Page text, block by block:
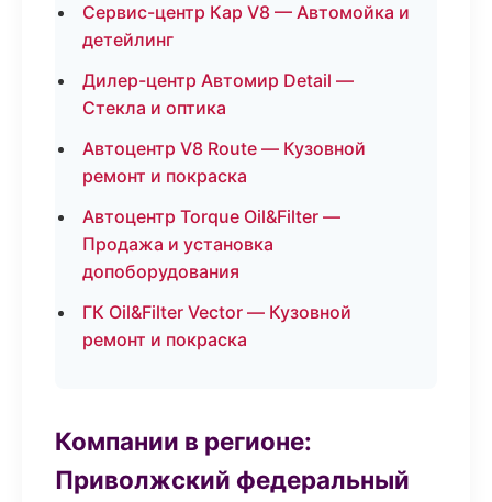
Сервис-центр Кар V8 — Автомойка и
детейлинг
Дилер-центр Автомир Detail —
Стекла и оптика
Автоцентр V8 Route — Кузовной
ремонт и покраска
Автоцентр Torque Oil&Filter —
Продажа и установка
допоборудования
ГК Oil&Filter Vector — Кузовной
ремонт и покраска
Компании в регионе:
Приволжский федеральный